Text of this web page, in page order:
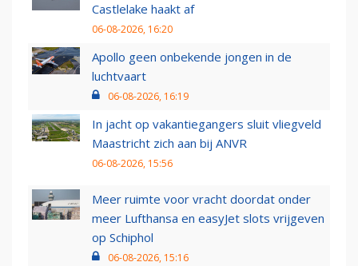
Castlelake haakt af
06-08-2026, 16:20
Apollo geen onbekende jongen in de
luchtvaart
06-08-2026, 16:19
In jacht op vakantiegangers sluit vliegveld
Maastricht zich aan bij ANVR
06-08-2026, 15:56
Meer ruimte voor vracht doordat onder
meer Lufthansa en easyJet slots vrijgeven
op Schiphol
06-08-2026, 15:16